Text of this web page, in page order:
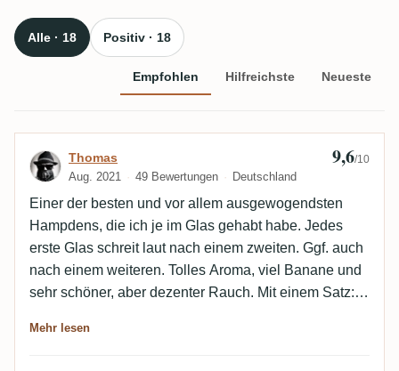
Alle · 18 Positiv · 18
Empfohlen Hilfreichste Neueste
Bewertung von Thomas
Thomas
Aug. 2021 49 Bewertungen Deutschland
9,6/10
Einer der besten und vor allem ausgewogendsten
Hampdens, die ich je im Glas gehabt habe. Jedes
erste Glas schreit laut nach einem zweiten. Ggf. auch
nach einem weiteren. Tolles Aroma, viel Banane und
sehr schöner, aber dezenter Rauch. Mit einem Satz:
Mehr lesen